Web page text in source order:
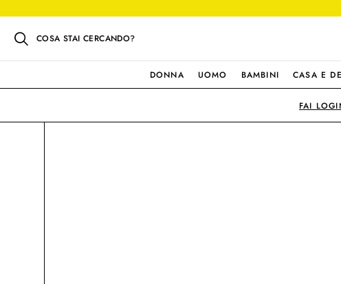
COSA STAI CERCANDO?
DONNA UOMO BAMBINI CASA E
FAI